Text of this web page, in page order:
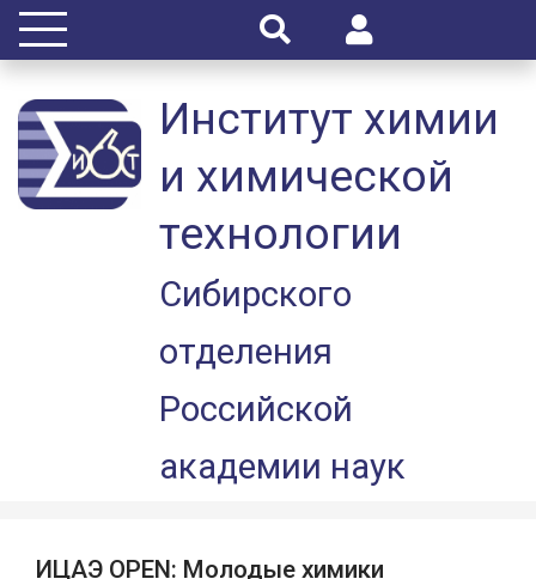
Институт химии
и химической
технологии
Сибирского
отделения
Российской
академии наук
ИЦАЭ OPEN: Молодые химики